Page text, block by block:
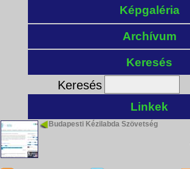
Képgaléria
Archívum
Keresés
Keresés
Linkek
Budapesti Kézilabda Szövetség